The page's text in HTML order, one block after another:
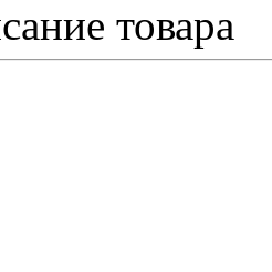
товара